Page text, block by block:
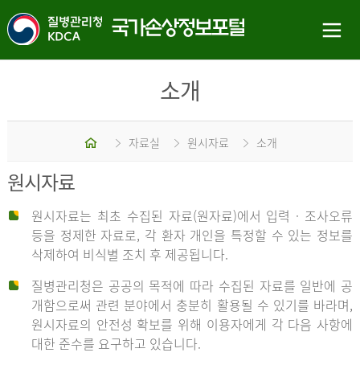
소개
홈 자료실 원시자료 소개
원시자료
원시자료는 최초 수집된 자료(원자료)에서 입력 · 조사오류
등을 정제한 자료로, 각 환자 개인을 특정할 수 있는 정보를
삭제하여 비식별 조치 후 제공됩니다.
질병관리청은 공공의 목적에 따라 수집된 자료를 일반에 공
개함으로써 관련 분야에서 충분히 활용될 수 있기를 바라며,
원시자료의 안전성 확보를 위해 이용자에게 각 다음 사항에
대한 준수를 요구하고 있습니다.